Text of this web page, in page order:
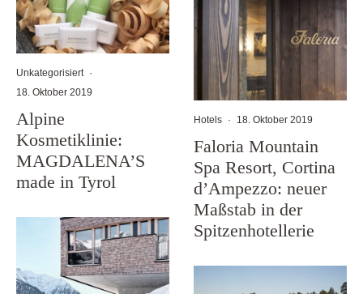
Unkategorisiert ·
18. Oktober 2019
Alpine
Kosmetiklinie:
MAGDALENA’S
made in Tyrol
Hotels · 18. Oktober 2019
Faloria Mountain
Spa Resort, Cortina
d’Ampezzo: neuer
Maßstab in der
Spitzenhotellerie